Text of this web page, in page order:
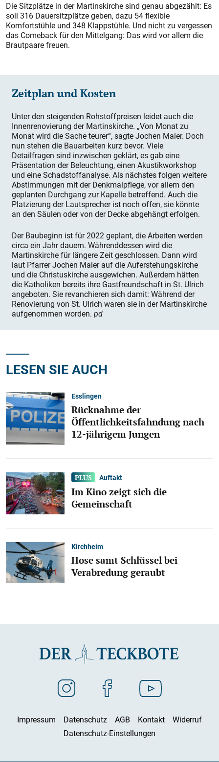
Die Sitzplätze in der Martinskirche sind genau abgezählt: Es
soll 316 Dauersitzplätze geben, dazu 54 flexible
Komfortstühle und 348 Klappstühle. Und nicht zu vergessen
das Comeback für den Mittelgang: Das wird vor allem die
Brautpaare freuen.
Zeitplan und Kosten
Unter den steigenden Rohstoff­preisen leidet auch die
Innenrenovierung der Martinskirche. „Von Monat zu
Monat wird die Sache teurer“, sagte Jochen Maier. Doch
nun stehen die Bauarbeiten kurz bevor. Viele
Detailfragen sind inzwischen geklärt, es gab eine
Präsentation der Beleuchtung, einen Akustikworkshop
und eine Schadstoffanalyse. Als nächstes folgen weitere
Abstimmungen mit der Denkmalpflege, vor allem den
geplanten Durchgang zur Kapelle betreffend. Auch die
Platzierung der Lautsprecher ist noch offen, sie könnte
an den Säulen oder von der Decke abgehängt erfolgen.
Der Baubeginn ist für 2022 geplant, die Arbeiten werden
circa ein Jahr dauern. Währenddessen wird die
Martinskirche für längere Zeit geschlossen. Dann wird
laut Pfarrer Jochen Maier auf die Auferstehungskirche
und die Christuskirche ausgewichen. Außerdem hätten
die Katholiken bereits ihre Gastfreundschaft in St. Ulrich
angeboten. Sie revanchieren sich damit: Während der
Renovierung von St. Ulrich waren sie in der Martins­kirche
aufgenommen worden. pd
LESEN SIE AUCH
Esslingen
Rücknahme der
Öffentlichkeitsfahndung nach
12-jährigem Jungen
Auftakt
Im Kino zeigt sich die
Gemeinschaft
Kirchheim
Hose samt Schlüssel bei
Verabredung geraubt
Impressum Datenschutz AGB Kontakt
Widerruf
Datenschutz-Einstellungen